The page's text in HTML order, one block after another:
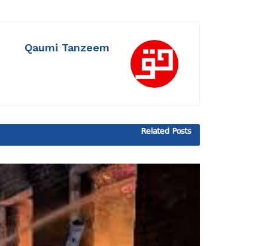
Qaumi Tanzeem
Related Posts